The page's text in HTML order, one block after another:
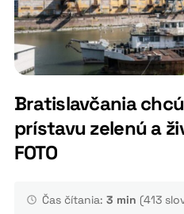
Bratislavčania
prístavu zelenú a
FOTO
Čas čítania: 3 min (413